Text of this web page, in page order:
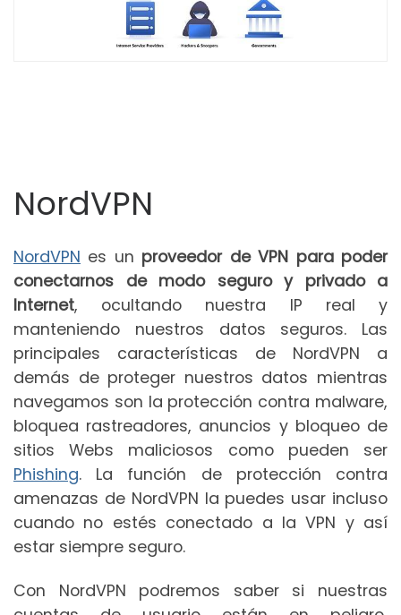
NordVPN
NordVPN es un proveedor de VPN para poder
conectarnos de modo seguro y privado a
Internet, ocultando nuestra IP real y
manteniendo nuestros datos seguros. Las
principales características de NordVPN a
demás de proteger nuestros datos mientras
navegamos son la protección contra malware,
bloquea rastreadores, anuncios y bloqueo de
sitios Webs maliciosos como pueden ser
Phishing. La función de protección contra
amenazas de NordVPN la puedes usar incluso
cuando no estés conectado a la VPN y así
estar siempre seguro.
Con NordVPN podremos saber si nuestras